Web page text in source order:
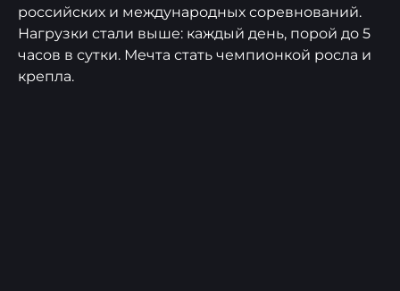
российских и международных соревнований.
Нагрузки стали выше: каждый день, порой до 5
часов в сутки. Мечта стать чемпионкой росла и
крепла.